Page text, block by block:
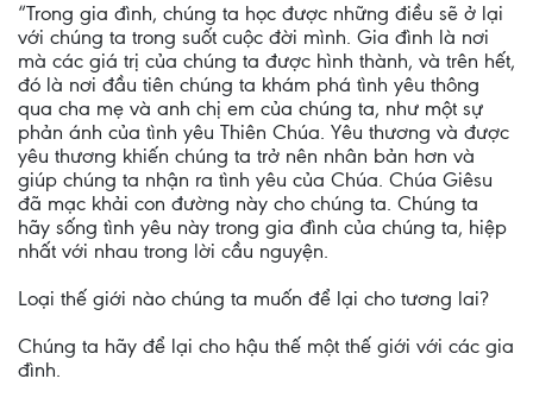
“Trong gia đình, chúng ta học được những điều sẽ ở lại
với chúng ta trong suốt cuộc đời mình. Gia đình là nơi
mà các giá trị của chúng ta được hình thành, và trên hết,
đó là nơi đầu tiên chúng ta khám phá tình yêu thông
qua cha mẹ và anh chị em của chúng ta, như một sự
phản ánh của tình yêu Thiên Chúa. Yêu thương và được
yêu thương khiến chúng ta trở nên nhân bản hơn và
giúp chúng ta nhận ra tình yêu của Chúa. Chúa Giêsu
đã mạc khải con đường này cho chúng ta. Chúng ta
hãy sống tình yêu này trong gia đình của chúng ta, hiệp
nhất với nhau trong lời cầu nguyện.
Loại thế giới nào chúng ta muốn để lại cho tương lai?
Chúng ta hãy để lại cho hậu thế một thế giới với các gia
đình.